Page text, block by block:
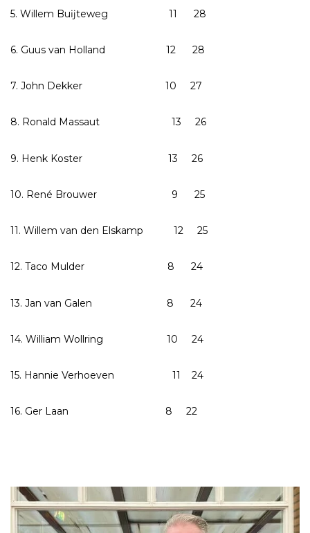
5. Willem Buĳteweg 11 28
6. Guus van Holland 12 28
7. John Dekker 10 27
8. Ronald Massaut 13 26
9. Henk Koster 13 26
10. René Brouwer 9 25
11. Willem van den Elskamp 12 25
12. Taco Mulder 8 24
13. Jan van Galen 8 24
14. William Wollring 10 24
15. Hannie Verhoeven 11 24
16. Ger Laan 8 22